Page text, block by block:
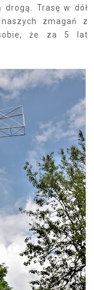
Trasę w dół
zmagań z
że za 5 lat